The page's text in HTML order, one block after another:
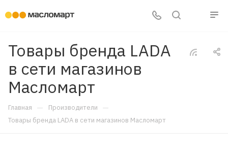
Товары бренда LADA
в сети магазинов
Масломарт
Главная — Производители —
Товары бренда LADA в сети магазинов Масломарт